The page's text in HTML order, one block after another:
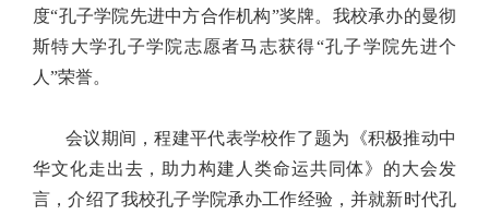
度“孔子学院先进中方合作机构”奖牌。我校承办的曼彻
斯特大学孔子学院志愿者马志获得“孔子学院先进个
人”荣誉。
会议期间，程建平代表学校作了题为《积极推动中
华文化走出去，助力构建人类命运共同体》的大会发
言，介绍了我校孔子学院承办工作经验，并就新时代孔